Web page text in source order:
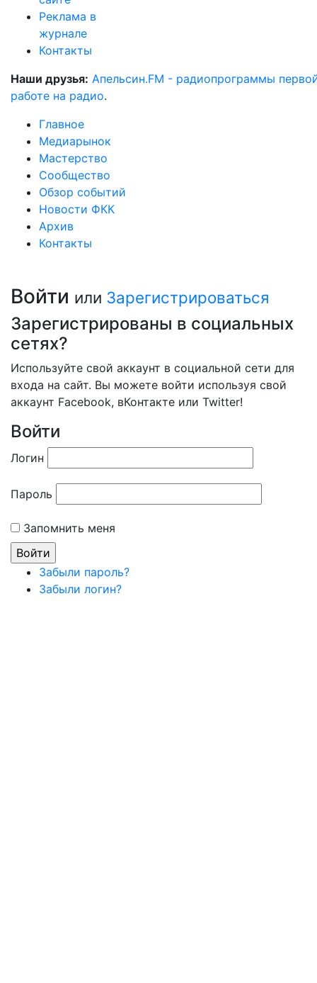
Реклама в
журнале
Контакты
Наши друзья: Апельсин.FM - радиопрограммы
работе на радио.
Главное
Медиарынок
Мастерство
Сообщество
Обзор событий
Новости ФКК
Архив
Контакты
Войти или Зарегистрироваться
Зарегистрированы в социальных
сетях?
Используйте свой аккаунт в социальной сети для
входа на сайт. Вы можете войти используя свой
аккаунт Facebook, вКонтакте или Twitter!
Войти
Логин
Пароль
Запомнить меня
Забыли пароль?
Забыли логин?